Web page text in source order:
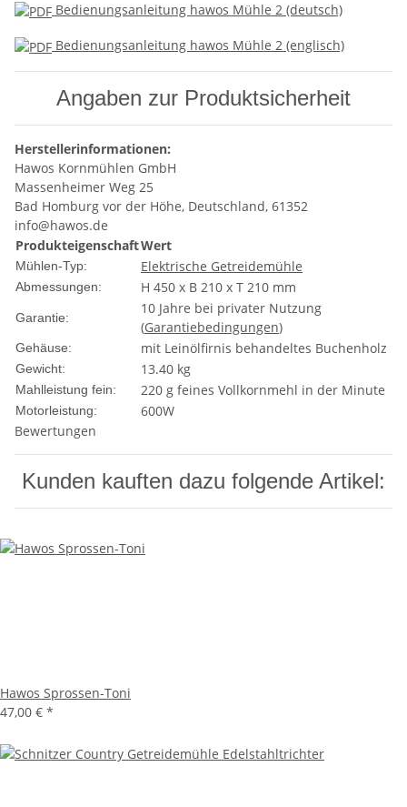
Bedienungsanleitung hawos Mühle 2 (deutsch)
Bedienungsanleitung hawos Mühle 2 (englisch)
Angaben zur Produktsicherheit
Herstellerinformationen:
Hawos Kornmühlen GmbH
Massenheimer Weg 25
Bad Homburg vor der Höhe, Deutschland, 61352
info@hawos.de
ProdukteigenschaftWert
Mühlen-Typ: Elektrische Getreidemühle
Abmessungen: H 450 x B 210 x T 210 mm
Garantie:
10 Jahre bei privater Nutzung
(Garantiebedingungen)
Gehäuse: mit Leinölfirnis behandeltes Buchenholz
Gewicht: 13.40 kg
Mahlleistung fein: 220 g feines Vollkornmehl in der Minute
Motorleistung:
600W
Bewertungen
Kunden kauften dazu folgende Artikel:
Hawos Sprossen-Toni
47,00 € *